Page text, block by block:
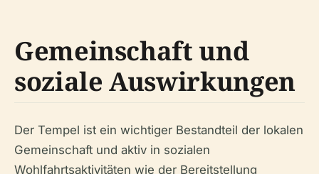
Gemeinschaft und
soziale Auswirkungen
Der Tempel ist ein wichtiger Bestandteil der lokalen
Gemeinschaft und aktiv in sozialen
Wohlfahrtsaktivitäten wie der Bereitstellung